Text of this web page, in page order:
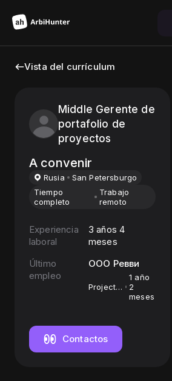
Vista del currículum
Middle Gerente de
portafolio de
proyectos
A convenir
Rusia
San Petersburgo
Tiempo
completo
Trabajo
remoto
Experiencia
laboral
3 años 4
meses
Último
empleo
ООО Ревви
Project
1 año
2
meses
Contactos